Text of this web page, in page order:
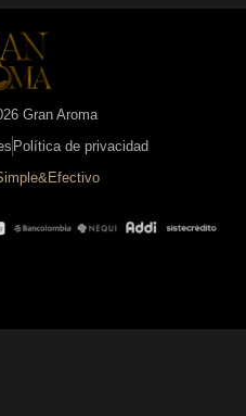
Gran Aroma
Política de privacidad